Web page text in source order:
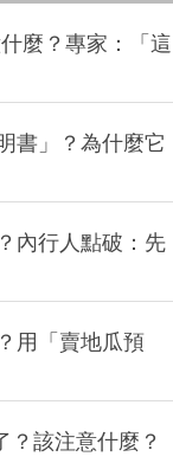
麼？專家：「這
書」？為什麼它
內行人點破：先
用「賣地瓜預
？該注意什麼？